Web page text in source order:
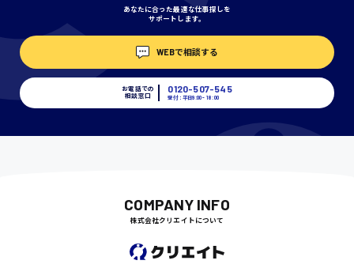
あなたに合った最適な仕事探しを
サポートします。
WEBで相談する
お電話での
相談窓口
0120-507-545
受付：平日9:00 - 18:00
COMPANY INFO
株式会社クリエイトについて